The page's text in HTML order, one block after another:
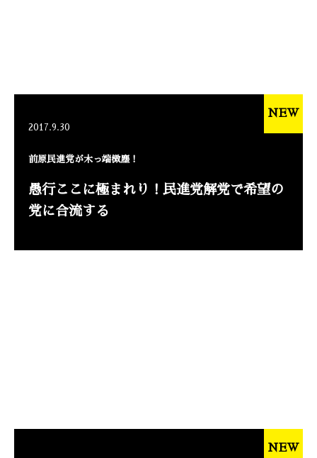
2017.9.30
前原民進党が木っ端微塵！
愚行ここに極まれり！民進党解党で希望の
党に合流する
NEW
NEW